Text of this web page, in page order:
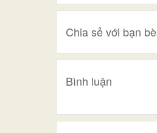
Chia sẻ với bạn bè
Bình luận